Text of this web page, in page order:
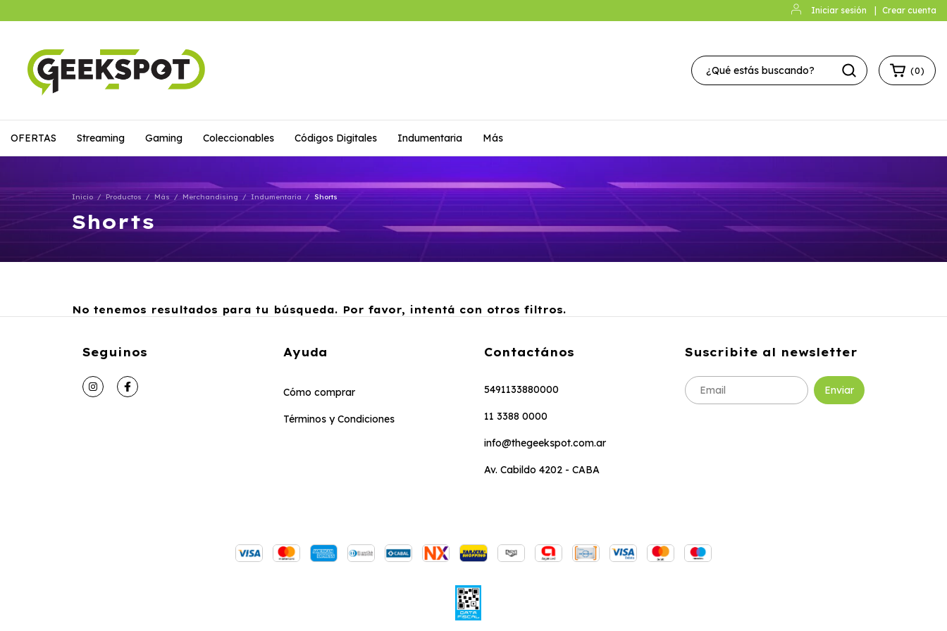
Iniciar sesión Crear cuenta
(0)
OFERTAS Streaming Gaming Coleccionables Códigos Digitales Indumentaria Más
Inicio / Productos / Más / Merchandising / Indumentaria / Shorts
Shorts
No tenemos resultados para tu búsqueda. Por favor, intentá con otros filtros.
Seguinos Ayuda
Cómo comprar
Términos y Condiciones
Contactános
5491133880000
11 3388 0000
info@thegeekspot.com.ar
Av. Cabildo 4202 - CABA
Suscribite al newsletter